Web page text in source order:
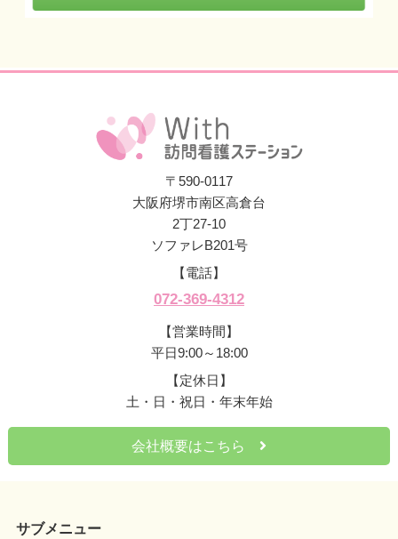
〒590-0117
大阪府堺市南区高倉台
2丁27-10
ソファレB201号
【電話】
072-369-4312
【営業時間】
平日9:00～18:00
【定休日】
土・日・祝日・年末年始
会社概要はこちら
サブメニュー